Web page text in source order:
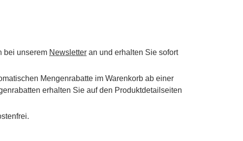
bei unserem Newsletter an und erhalten Sie sofort
Mengenrabatte im Warenkorb ab einer
erhalten Sie auf den Produktdetailseiten